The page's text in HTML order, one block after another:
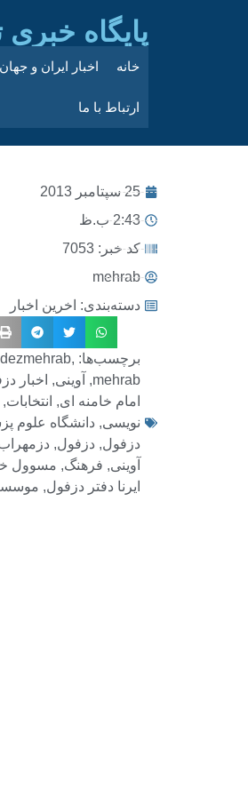
پایگاه خبری
خانه اخبار ایران و جهان
ارتباط با ما
25 سپتامبر 2013
2:43 ب.ظ
کد خبر: 7053
mehrab
دسته‌بندی: اخرین اخبار
برچسب‌ها: dezmehrab,
mehrab
, آوینی, اخبار
امام خامنه ای, انتخابات,
نویسی, دانشگاه علوم
دزفول, دزفول,
آوینی, فرهنگ, مسوول
ایرنا دفتر دزفول,